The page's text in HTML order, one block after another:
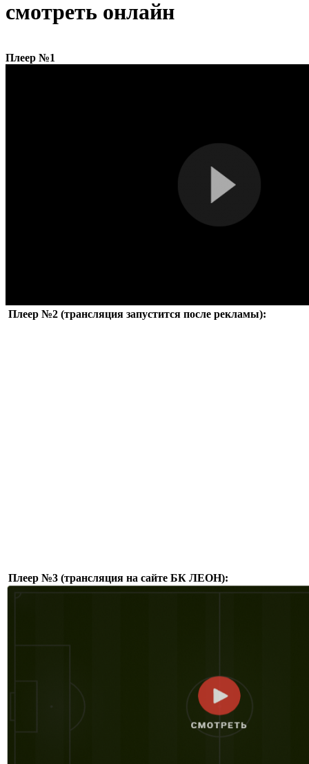
смотреть онлайн
Плеер №1
Плеер №2 (трансляция запустится после рекламы):
Плеер №3 (трансляция на сайте БК ЛЕОН):